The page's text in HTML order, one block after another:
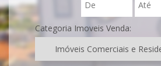
Categoria Imoveis Venda: